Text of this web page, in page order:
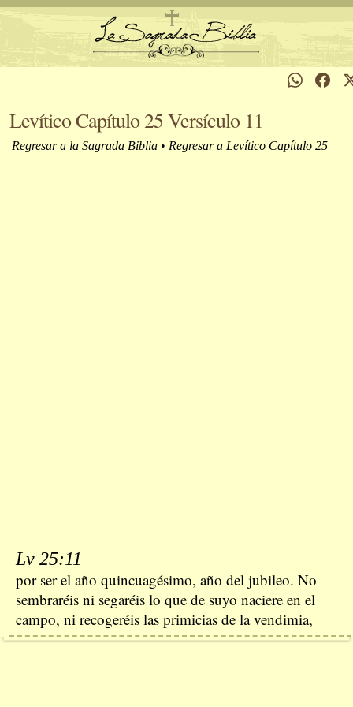
Levítico Capítulo 25 Versículo 11
Regresar a la Sagrada Biblia • Regresar a Levítico Capítulo 25
Lv 25:11
por ser el año quincuagésimo, año del jubileo. No
sembraréis ni segaréis lo que de suyo naciere en el
campo, ni recogeréis las primicias de la vendimia,